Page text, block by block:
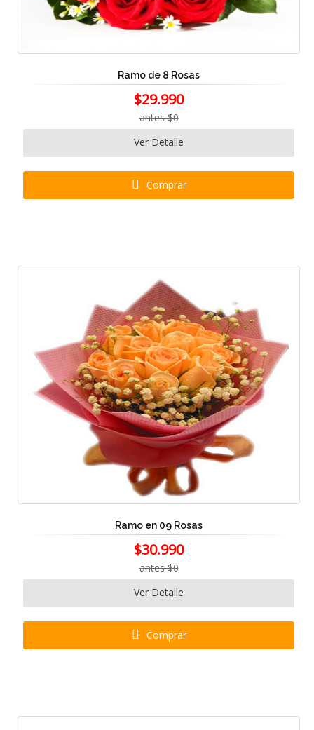
Ramo de 8 Rosas
$29.990
antes $0
Ver Detalle
Comprar
Ramo en 09 Rosas
$30.990
antes $0
Ver Detalle
Comprar